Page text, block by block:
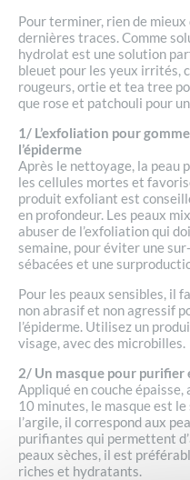
Pour terminer, rien de
dernières traces. Comme
hydrolat est une solution
bleuet pour les yeux irrités,
rougeurs, ortie et tea tree
que rose et patchouli pour
1/ L’exfoliation pour
l’épiderme
Après le nettoyage, la peau
les cellules mortes et
produit exfoliant est
en profondeur. Les peaux
abuser de l’exfoliation qui
semaine, pour éviter une
sébacées et une
Pour les peaux sensibles, il
non abrasif et non agressif
l’épiderme. Utilisez un
visage, avec des microbilles.
2/ Un masque pour purifier
Appliqué en couche épaisse,
10 minutes, le masque est
l’argile, il correspond aux
purifiantes qui permettent
peaux sèches, il est
riches et hydratants.